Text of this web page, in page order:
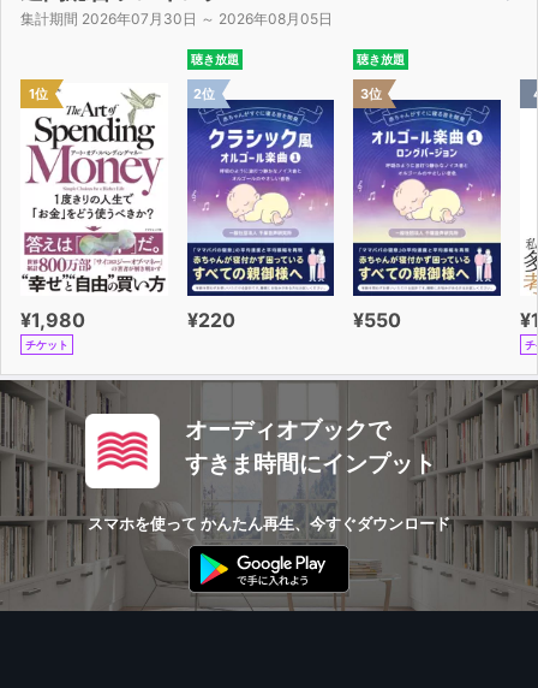
集計期間 2026年07月30日 ～ 2026年08月05日
1位
¥1,980
チケット
聴き放題
2位
¥220
聴き放題
3位
¥550
チ
オーディオブックで
すきま時間にインプット
スマホを使って かんたん再生、今すぐダウンロード